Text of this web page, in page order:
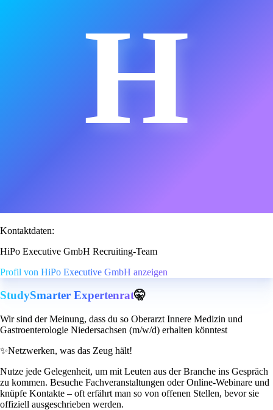
H
Kontaktdaten:
HiPo Executive GmbH Recruiting-Team
Profil von HiPo Executive GmbH anzeigen
StudySmarter Expertenrat🤫
Wir sind der Meinung, dass du so Oberarzt Innere Medizin und
Gastroenterologie Niedersachsen (m/w/d) erhalten könntest
✨Netzwerken, was das Zeug hält!
Nutze jede Gelegenheit, um mit Leuten aus der Branche ins Gespräch
zu kommen. Besuche Fachveranstaltungen oder Online-Webinare und
knüpfe Kontakte – oft erfährt man so von offenen Stellen, bevor sie
offiziell ausgeschrieben werden.